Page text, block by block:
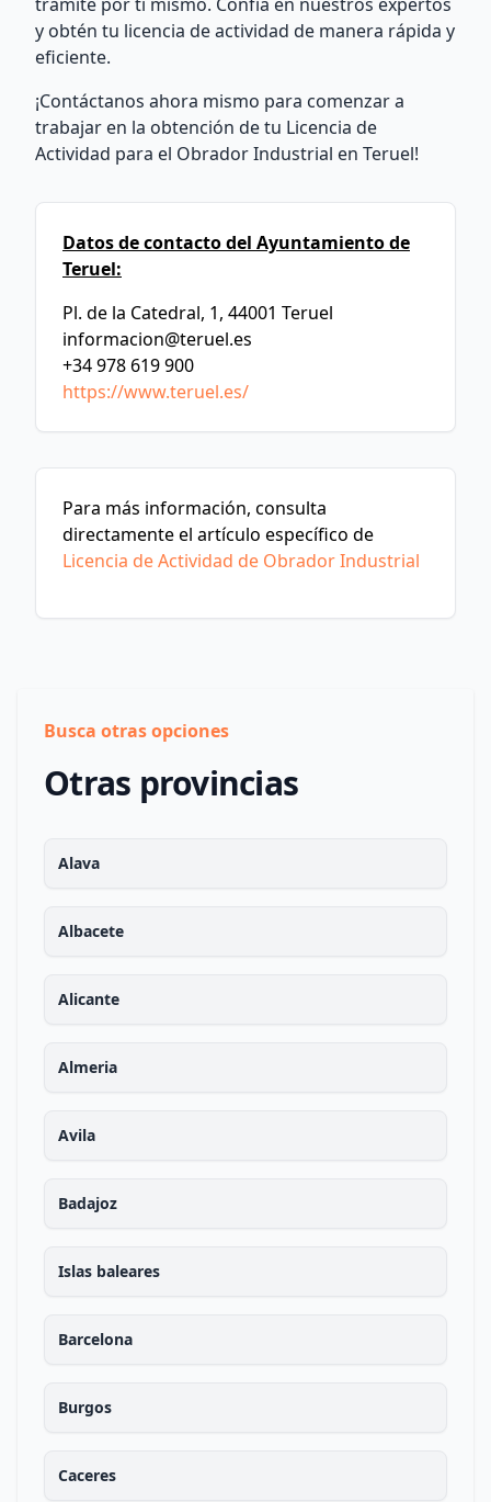
y obtén tu licencia de actividad de manera rápida y
eficiente.
¡Contáctanos ahora mismo para comenzar a
trabajar en la obtención de tu Licencia de
Actividad para el Obrador Industrial en Teruel!
Datos de contacto del Ayuntamiento de
Teruel:
Pl. de la Catedral, 1, 44001 Teruel
informacion@teruel.es
+34 978 619 900
https://www.teruel.es/
Para más información, consulta
directamente el artículo específico de
Licencia de Actividad de Obrador Industrial
Busca otras opciones
Otras provincias
Alava
Albacete
Alicante
Almeria
Avila
Badajoz
Islas baleares
Barcelona
Burgos
Caceres